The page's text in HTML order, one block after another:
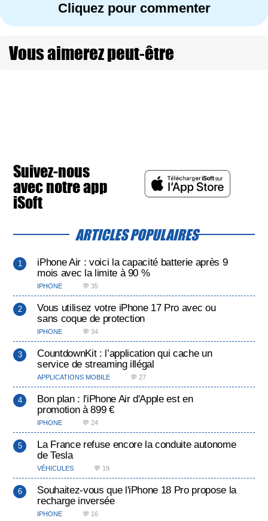
Cliquez pour commenter
Vous aimerez peut-être
Suivez-nous
avec notre app
iSoft
ARTICLES POPULAIRES
iPhone Air : voici la capacité batterie après 9
mois avec la limite à 90 %
IPHONE 💬 35
Vous utilisez votre iPhone 17 Pro avec ou
sans coque de protection
IPHONE 💬 34
CountdownKit : l’application qui cache un
service de streaming illégal
APPLICATIONS MOBILE 💬 27
Bon plan : l'iPhone Air d'Apple est en
promotion à 899 €
IPHONE 💬 24
La France refuse encore la conduite autonome
de Tesla
VÉHICULES 💬 19
Souhaitez-vous que l'iPhone 18 Pro propose la
recharge inversée
IPHONE 💬 16